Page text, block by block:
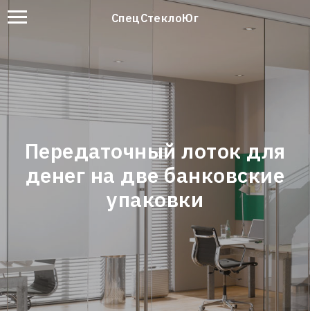
СпецСтеклоЮг
Передаточный лоток для
денег на две банковские
упаковки